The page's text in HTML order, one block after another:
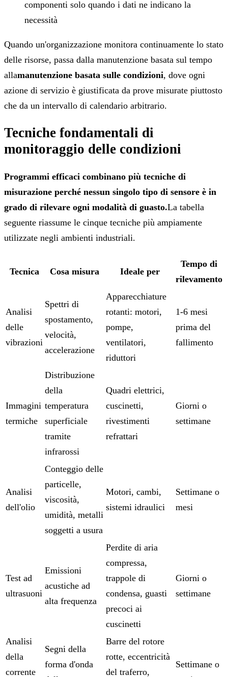
componenti solo quando i dati ne indicano la
necessità
Quando un'organizzazione monitora continuamente lo stato
delle risorse, passa dalla manutenzione basata sul tempo
allamanutenzione basata sulle condizioni, dove ogni
azione di servizio è giustificata da prove misurate piuttosto
che da un intervallo di calendario arbitrario.
Tecniche fondamentali di
monitoraggio delle condizioni
Programmi efficaci combinano più tecniche di
misurazione perché nessun singolo tipo di sensore è in
grado di rilevare ogni modalità di guasto.La tabella
seguente riassume le cinque tecniche più ampiamente
utilizzate negli ambienti industriali.
Tecnica Cosa misura Ideale per
Tempo di
rilevamento
Analisi
delle
vibrazioni
Spettri di
spostamento,
velocità,
accelerazione
Apparecchiature
rotanti: motori,
pompe,
ventilatori,
riduttori
1-6 mesi
prima del
fallimento
Immagini
termiche
Distribuzione
della
temperatura
superficiale
tramite
infrarossi
Quadri elettrici,
cuscinetti,
rivestimenti
refrattari
Giorni o
settimane
Analisi
dell'olio
Conteggio delle
particelle,
viscosità,
umidità, metalli
soggetti a usura
Motori, cambi,
sistemi idraulici
Settimane o
mesi
Test ad
ultrasuoni
Emissioni
acustiche ad
alta frequenza
Perdite di aria
compressa,
trappole di
condensa, guasti
precoci ai
cuscinetti
Giorni o
settimane
Analisi
della
corrente
Segni della
forma d'onda
Barre del rotore
rotte, eccentricità
del traferro,
Settimane o